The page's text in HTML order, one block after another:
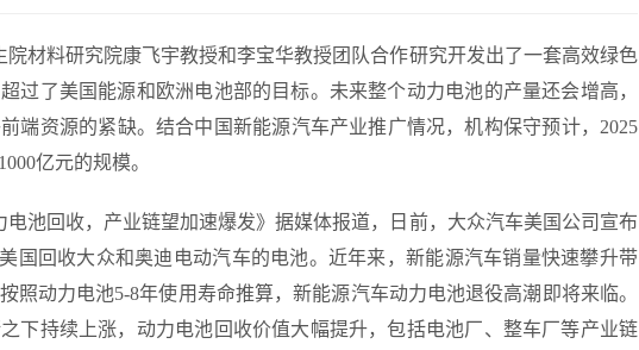
材料研究院康飞宇教授和李宝华教授团队合作研究开发出了一套高效绿色
过了美国能源和欧洲电池部的目标。未来整个动力电池的产量还会增高，
端资源的紧缺。结合中国新能源汽车产业推广情况，机构保守预计，2025
亿元的规模。
池回收，产业链望加速爆发》据媒体报道，日前，大众汽车美国公司宣布
国回收大众和奥迪电动汽车的电池。近年来，新能源汽车销量快速攀升带
照动力电池5-8年使用寿命推算，新能源汽车动力电池退役高潮即将来临。
下持续上涨，动力电池回收价值大幅提升，包括电池厂、整车厂等产业链